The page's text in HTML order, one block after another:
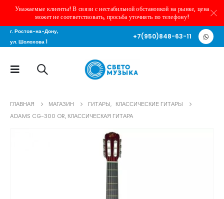
Уважаемые клиенты! В связи с нестабильной обстановкой на рынке, цена
может не соответствовать, просьба уточнять по телефону!
г. Ростов-на-Дону,
ул. Шолохова 1
+7(950)848-63-11
ГЛАВНАЯ МАГАЗИН ГИТАРЫ, КЛАССИЧЕСКИЕ ГИТАРЫ
ADAMS CG-300 OR, КЛАССИЧЕСКАЯ ГИТАРА